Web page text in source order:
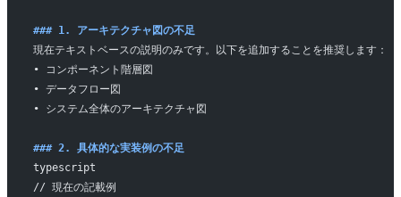
### 1. アーキテクチャ図の不足
現在テキストベースの説明のみです。以下を追加することを推奨します：
• コンポーネント階層図
• データフロー図
• システム全体のアーキテクチャ図
### 2. 具体的な実装例の不足
typescript
// 現在の記載例